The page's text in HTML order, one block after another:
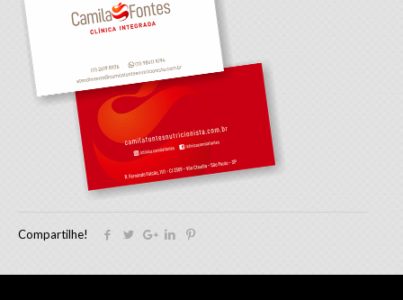
Compartilhe!